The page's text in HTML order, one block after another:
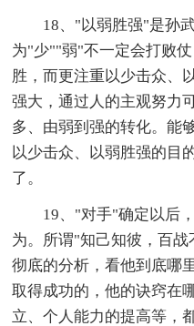
18、"以弱胜强"是孙武
为"少""弱"不一定会打败
胜，而更注重以少击众、
强大，通过人的主观努力
多、由弱到强的转化。能
以少击众、以弱胜强的目
了。
19、"对手"确定以后，
为。所谓"知己知彼，百
彻底的分析，看他到底哪
取得成功的，他的诀窍在
立、个人能力的提高等，